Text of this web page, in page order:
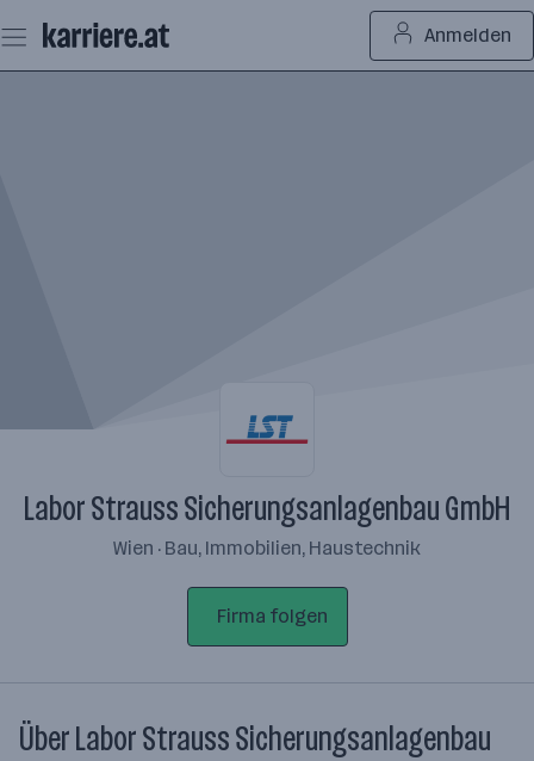
Seiteninhalt
springen
Anmelden
Labor Strauss Sicherungsanlagenbau GmbH
Wien · Bau, Immobilien, Haustechnik
Firma folgen
Über Labor Strauss Sicherungsanlagenbau